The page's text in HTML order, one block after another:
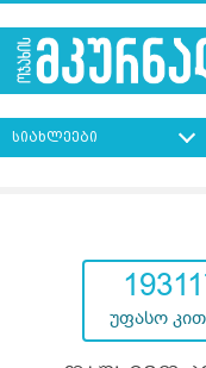
სიახლეები
უფასო